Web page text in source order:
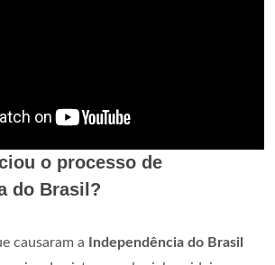
o processo de
do Brasil?
causaram a
Independência do Brasil